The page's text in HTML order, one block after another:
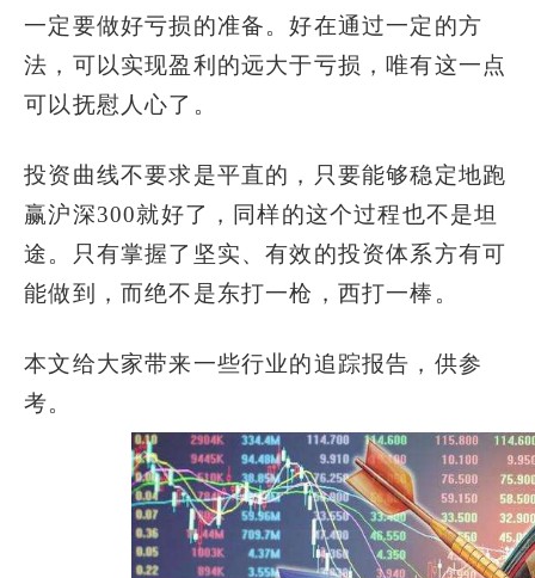
一定要做好亏损的准备。好在通过一定的方
法，可以实现盈利的远大于亏损，唯有这一点
可以抚慰人心了。
投资曲线不要求是平直的，只要能够稳定地跑
赢沪深300就好了，同样的这个过程也不是坦
途。只有掌握了坚实、有效的投资体系方有可
能做到，而绝不是东打一枪，西打一棒。
本文给大家带来一些行业的追踪报告，供参
考。